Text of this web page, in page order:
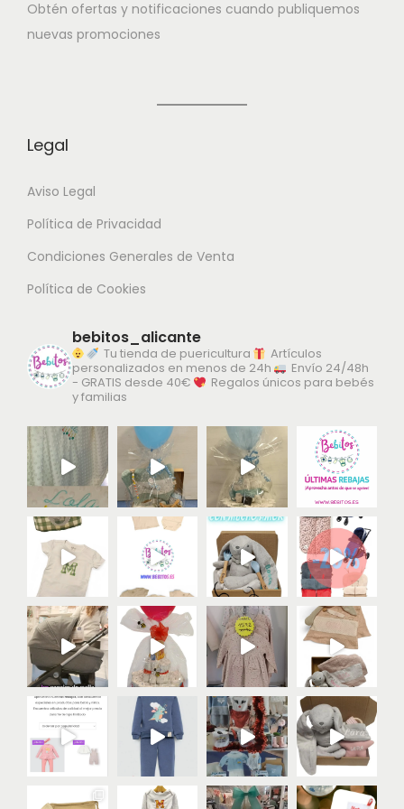
Confeccionado artesanalmente.
Conjuntos ideales para momentos especiales.
Obtén ofertas y notificaciones cuando publiquemos
nuevas promociones
Legal
Aviso Legal
Política de Privacidad
Condiciones Generales de Venta
Política de Cookies
bebitos_alicante
Tu tienda de puericultura
Artículos
personalizados en menos de 24h
Envío 24/48h
- GRATIS desde 40€
Regalos únicos para bebés
y familias